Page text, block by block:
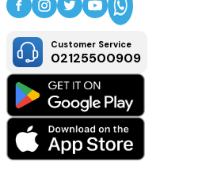
Customer Service
02125500909